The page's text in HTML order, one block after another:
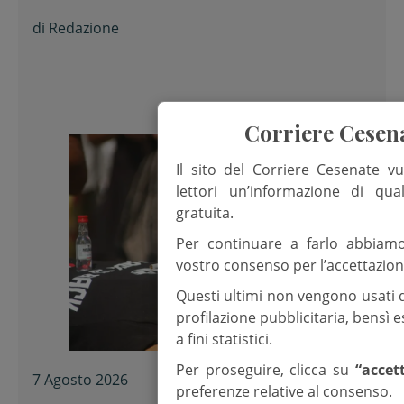
di Redazione
7 Agosto 2026
Corriere
Il sito del Corriere Cesenate
lettori un’informazione di
gratuita.
Per continuare a farlo
vostro consenso per
Questi ultimi non vengono usati
profilazione pubblicitaria, bensì
a fini statistici.
Per proseguire, clicca su
preferenze relative al consenso.